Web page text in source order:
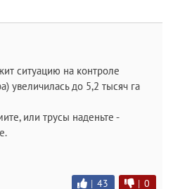
ситуацию на контроле
увеличилась до 5,2 тысяч га
или трусы наденьте -
| 43 | 0